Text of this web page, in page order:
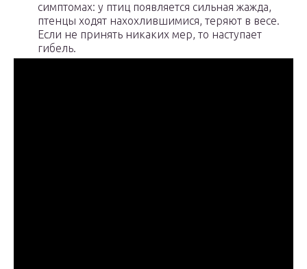
симптомах: у птиц появляется сильная жажда,
птенцы ходят нахохлившимися, теряют в весе.
Если не принять никаких мер, то наступает
гибель.